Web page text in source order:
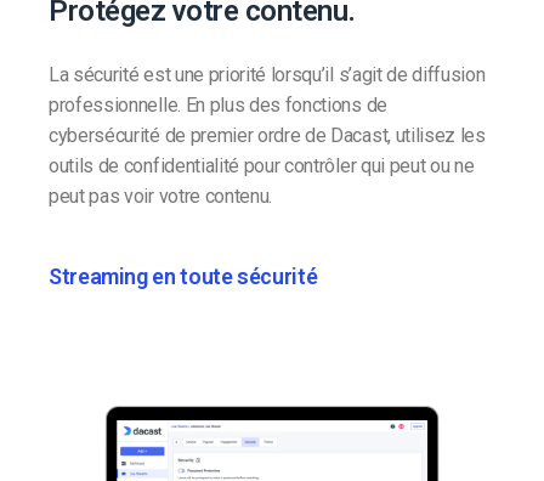
Protégez votre contenu.
La sécurité est une priorité lorsqu’il s’agit de diffusion
professionnelle. En plus des fonctions de
cybersécurité de premier ordre de Dacast, utilisez les
outils de confidentialité pour contrôler qui peut ou ne
peut pas voir votre contenu.
Streaming en toute sécurité